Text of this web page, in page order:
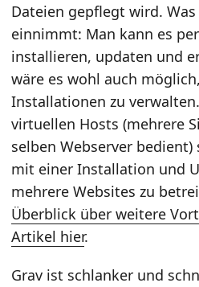
Dateien gepflegt wird.
einnimmt: Man kann es
installieren, updaten und
wäre es wohl auch
Installationen zu
virtuellen Hosts (mehrere
selben Webserver
mit einer Installation und
mehrere Websites zu
Überblick über weitere
Artikel hier.
Grav ist schlanker und